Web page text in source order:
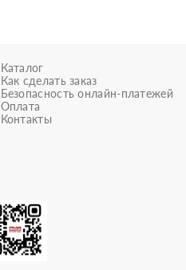
Каталог
Как сделать заказ
Безопасность онлайн-платежей
Оплата
Контакты